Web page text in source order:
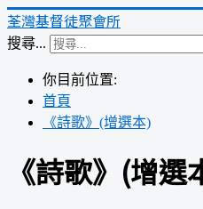
荃灣基督徒聚會所
搜尋...
你目前位置:
首頁
《詩歌》(增選本)
《詩歌》(增選